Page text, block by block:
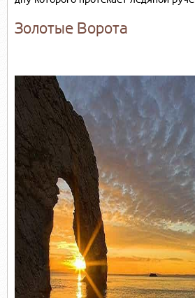
Золотые Ворота